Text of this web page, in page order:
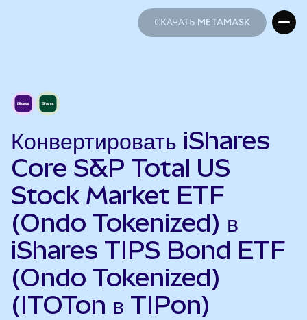
СКАЧАТЬ METAMASK
Конвертировать iShares
Core S&P Total US
Stock Market ETF
(Ondo Tokenized) в
iShares TIPS Bond ETF
(Ondo Tokenized)
(ITOTon в TIPon)